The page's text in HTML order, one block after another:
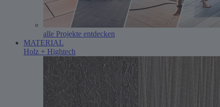
alle Projekte entdecken
MATERIAL
Holz + Hightech